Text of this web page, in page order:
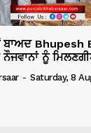
ਬਾਅਦ Bhupesh
ਨੌਜਵਾਨਾਂ ਨੂੰ
- Saturday, 8